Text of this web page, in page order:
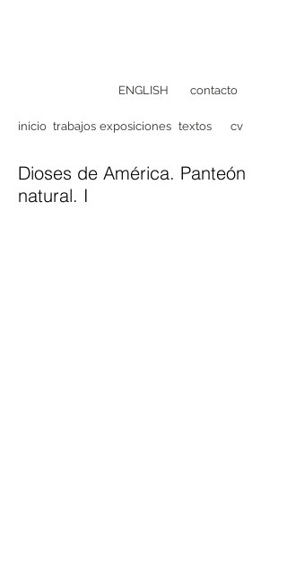
ENGLISH contacto
inicio trabajos exposiciones textos cv
Dioses de América. Panteón
natural. I